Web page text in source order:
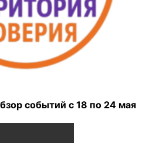
событий с 18 по 24 мая